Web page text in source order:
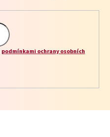
podmínkami ochrany osobních